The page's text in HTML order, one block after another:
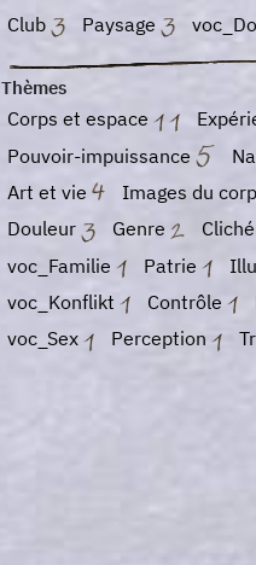
Club
Paysage
Thèmes
Corps et espace
Pouvoir-impuissance
Art et vie
Images du
Douleur
Genre Cliché
voc_Familie
Patrie
voc_Konflikt
Contrôle
voc_Sex
Perception